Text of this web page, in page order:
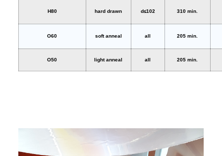
H80 hard drawn d≤102 310 min.
O60 soft anneal all 205 min.
O50 light anneal all 205 min.